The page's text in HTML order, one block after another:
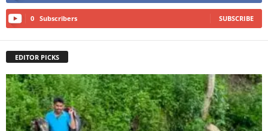
0 Subscribers SUBSCRIBE
EDITOR PICKS